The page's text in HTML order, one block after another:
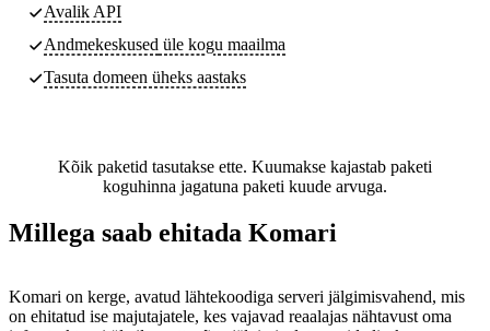
Avalik API
Andmekeskused üle kogu maailma
Tasuta domeen üheks aastaks
Kõik paketid tasutakse ette. Kuumakse kajastab paketi
koguhinna jagatuna paketi kuude arvuga.
Millega saab ehitada Komari
Komari on kerge, avatud lähtekoodiga serveri jälgimisvahend, mis
on ehitatud ise majutajatele, kes vajavad reaalajas nähtavust oma